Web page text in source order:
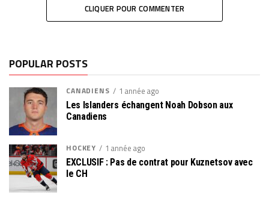
CLIQUER POUR COMMENTER
POPULAR POSTS
CANADIENS 1 année ago
Les Islanders échangent Noah Dobson aux
Canadiens
HOCKEY 1 année ago
EXCLUSIF : Pas de contrat pour Kuznetsov avec
le CH